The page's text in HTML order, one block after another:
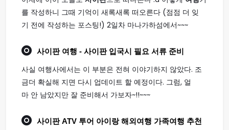
를 작성하니 그때 기억이 새록새록 떠오른다 (점점 더 잊
기 전에 작성하는 포스팅!) 2일차 마나가하섬에서~~~
사이판 여행 - 사이판 입국시 필요 서류 준비
사실 여행사에서는 이 부분은 전혀 이야기하지 않았다. 조
금더 확실해 지면 다시 업데이트 할 예정이다. 그럼, 얼
마 안 남았지만 잘 준비해서 가보자~!!~~~
사이판ATV 투어 아이랑 해외 여행 가족여행 추천